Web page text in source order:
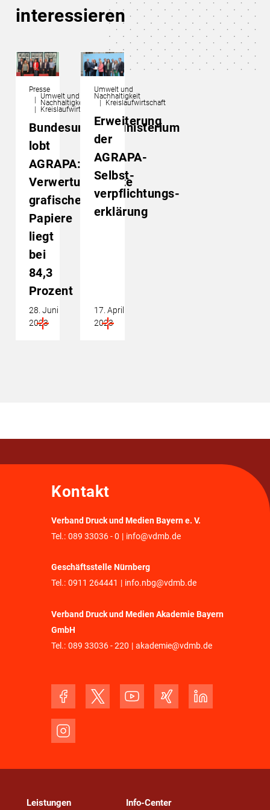
interessieren
Presse
Umwelt und
Nachhaltigkeit
Kreislaufwirtschaft
Bundesumweltministerium
lobt
AGRAPA:
Verwertungsquote
grafischer
Papiere
liegt
bei
84,3
Prozent
28. Juni
2023
Umwelt und
Nachhaltigkeit
Kreislaufwirtschaft
Erweiterung
der
AGRAPA-
Selbst­
verpflichtungs­
erklärung
17. April
2023
Kontakt
Verband Druck und Medien Bayern e. V.
Tel.: 089 33036 - 0 | info@vdmb.de
Geschäftsstelle Nürnberg
Tel.: 0911 264441 info.nbg@vdmb.de
Verband Druck und Medien Akademie Bayern
GmbH
Tel.: 089 33036 - 220 | akademie@vdmb.de
Leistungen Info-Center